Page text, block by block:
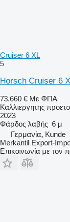
Cruiser 6 XL
5
Horsch Cruiser 6
73.660 € Με ΦΠΑ
Καλλιεργητης
2023
Φάρδος λαβής 6 μ
Γερμανία, Kunde
Merkantil Export-
Επικοινωνία με τον